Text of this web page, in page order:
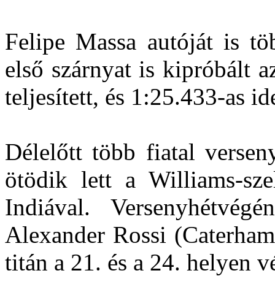
Felipe Massa autóját is
első szárnyat is kipróbált
teljesített, és 1:25.433-as
Délelőtt több fiatal
ötödik lett a Williams-
Indiával.
Alexander Rossi
titán a 21. és a 24. helyen